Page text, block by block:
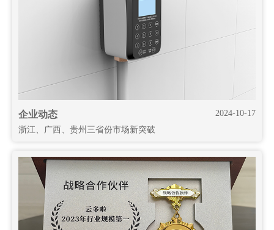
2024-10-17
企业动态
浙江、广西、贵州三省份市场新突破